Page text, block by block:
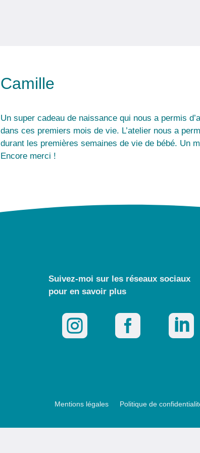
Camille
Un super cadeau de naissance qui nous a permis
dans ces premiers mois de vie. L’atelier nous a
durant les premières semaines de vie de bébé. Un
Encore merci !
Suivez-moi sur les réseaux sociaux
pouren savoir plus
  
Mentions légales Politique de